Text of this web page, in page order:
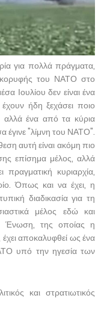
για πολλά πράγματα,
του ΝΑΤΟ στο
Ιουλίου δεν είναι ένα
ήδη ξεχάσει ποιο
ένα από τα κύρια
έγινε "λίμνη του ΝΑΤΟ".
αυτή είναι ακόμη πιο
επίσημα μέλος, αλλά
κυριαρχία,
Όπως και να έχει, η
διαδικασία για τη
μέλος εδώ και
Ένωση, της οποίας η
αποκαλυφθεί ως ένα
υπό την ηγεσία των
και στρατιωτικός